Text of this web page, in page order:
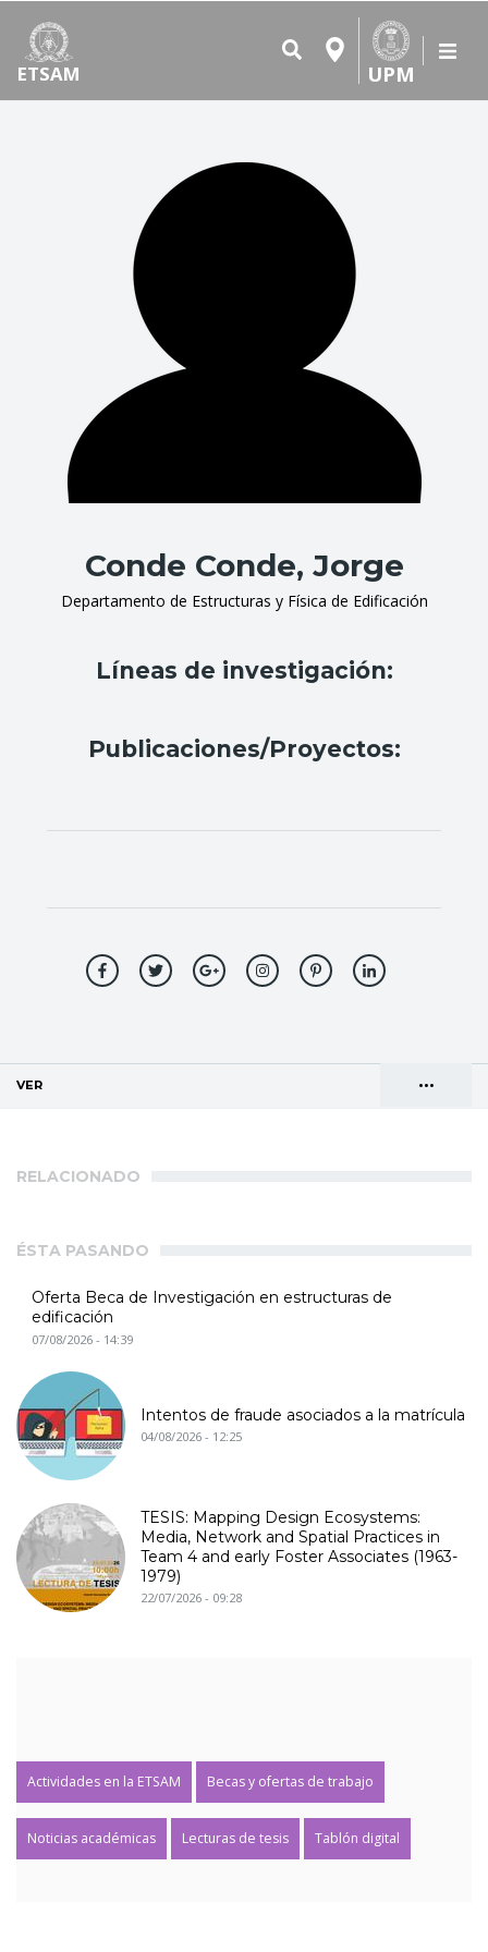
ETSAM UPM
Conde Conde, Jorge
Departamento de Estructuras y Física de Edificación
Líneas de investigación:
Publicaciones/Proyectos:
•••
VER
RELACIONADO
ÉSTA PASANDO
Oferta Beca de Investigación en estructuras de
edificación
07/08/2026 - 14:39
Intentos de fraude asociados a la matrícula
04/08/2026 - 12:25
TESIS: Mapping Design Ecosystems:
Media, Network and Spatial Practices in
Team 4 and early Foster Associates (1963-
1979)
22/07/2026 - 09:28
Actividades en la ETSAM Becas y ofertas de trabajo
Noticias académicas Lecturas de tesis Tablón digital